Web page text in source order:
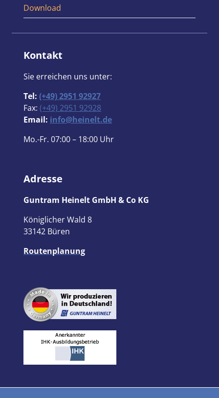
Download
Kontakt
Sie erreichen uns unter:
Tel: (+49) 2951 92927
Fax: (+49) 2951 92928
Email: info@heinelt.de
Mo.-Fr. 07:00 – 18:00 Uhr
Adresse
Guntram Heinelt GmbH & Co KG
Königlicher Wald 8
33142 Büren
Routenplanung